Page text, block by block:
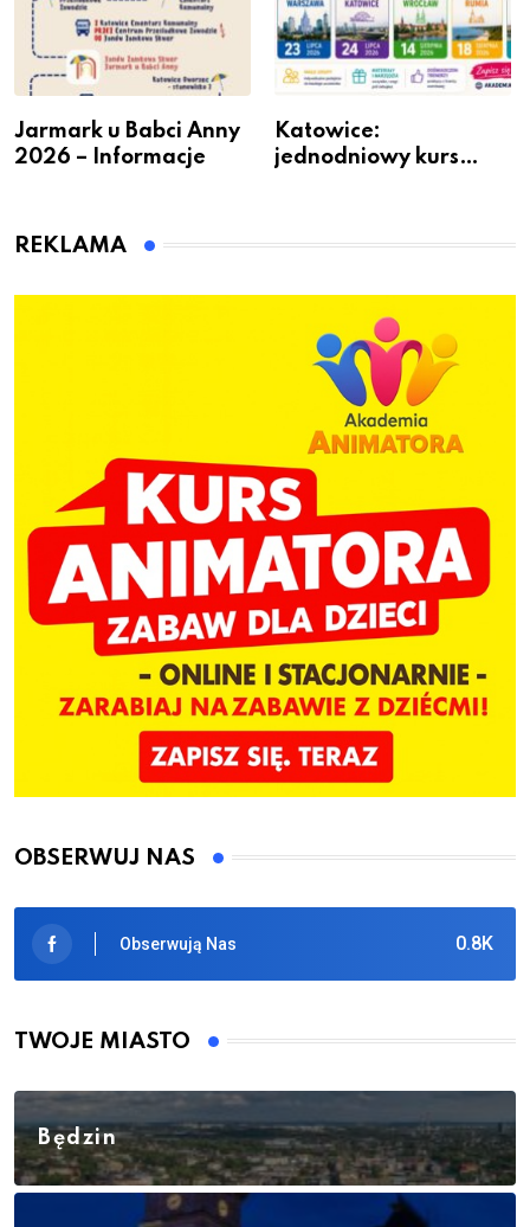
Jarmark u Babci Anny
2026 – Informacje
Katowice:
jednodniowy kurs
REKLAMA
OBSERWUJ NAS
0.8K
Obserwują Nas
TWOJE MIASTO
Będzin